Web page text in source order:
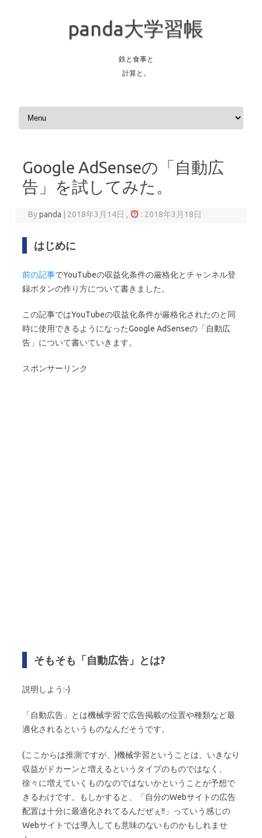
panda大学習帳
鉄と食事と
計算と。
Skip to content
Google AdSenseの「自動広
告」を試してみた。
Bypanda 2018年3月14日 , : 2018年3月18日
はじめに
前の記事でYouTubeの収益化条件の厳格化とチャンネル登
録ボタンの作り方について書きました。
この記事ではYouTubeの収益化条件が厳格化されたのと同
時に使用できるようになったGoogle AdSenseの「自動広
告」について書いていきます。
スポンサーリンク
そもそも「自動広告」とは?
説明しよう:-)
「自動広告」とは機械学習で広告掲載の位置や種類など最
適化されるというものなんだそうです。
(ここからは推測ですが、)機械学習ということは、いきなり
収益がドカーンと増えるというタイプのものではなく、
徐々に増えていくものなのではないかということが予想で
きるわけです。もしかすると、「自分のWebサイトの広告
配置は十分に最適化されてるんだぜぇ!!」っていう感じの
Webサイトでは導入しても意味のないものかもしれませ